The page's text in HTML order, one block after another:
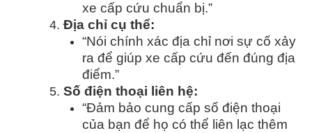
xe cấp cứu chuẩn bị.”
Địa chỉ cụ thể:
“Nói chính xác địa chỉ nơi sự cố xảy
ra để giúp xe cấp cứu đến đúng địa
điểm.”
Số điện thoại liên hệ:
“Đảm bảo cung cấp số điện thoại
của bạn để họ có thể liên lạc thêm